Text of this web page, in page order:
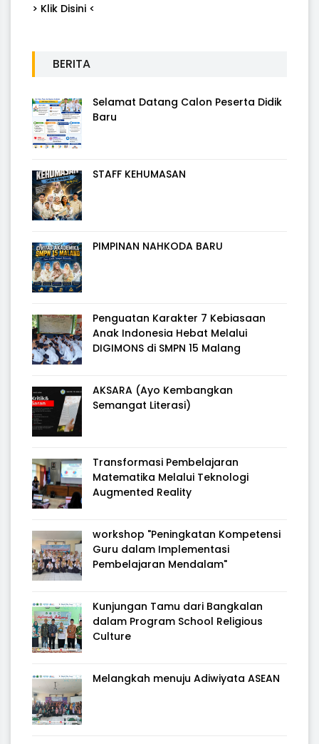
> Klik Disini <
BERITA
Selamat Datang Calon Peserta Didik
Baru
STAFF KEHUMASAN
PIMPINAN NAHKODA BARU
Penguatan Karakter 7 Kebiasaan
Anak Indonesia Hebat Melalui
DIGIMONS di SMPN 15 Malang
AKSARA (Ayo Kembangkan
Semangat Literasi)
Transformasi Pembelajaran
Matematika Melalui Teknologi
Augmented Reality
workshop "Peningkatan Kompetensi
Guru dalam Implementasi
Pembelajaran Mendalam"
Kunjungan Tamu dari Bangkalan
dalam Program School Religious
Culture
Melangkah menuju Adiwiyata ASEAN